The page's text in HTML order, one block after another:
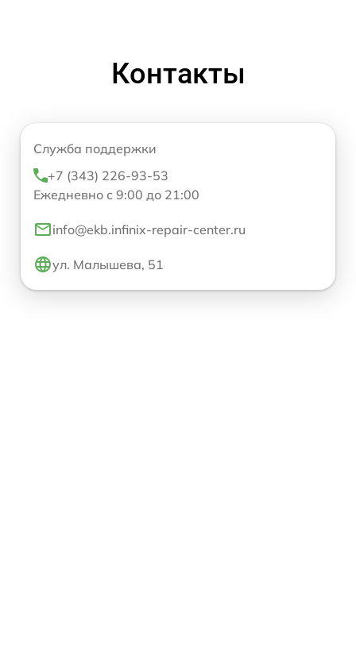
Контакты
Служба поддержки
+7 (343) 226-93-53
Ежедневно с 9:00 до 21:00
info@ekb.infinix-repair-center.ru
ул. Малышева, 51